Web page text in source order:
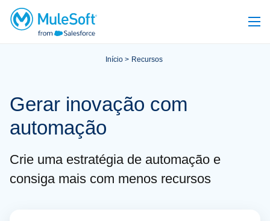
Início Recursos
Gerar inovação com
automação
Crie uma estratégia de automação e
consiga mais com menos recursos